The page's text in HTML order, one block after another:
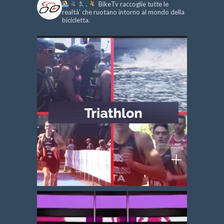
.
BikeTv raccoglie tutte le
realtà’ che ruotano intorno al mondo della
bicicletta.